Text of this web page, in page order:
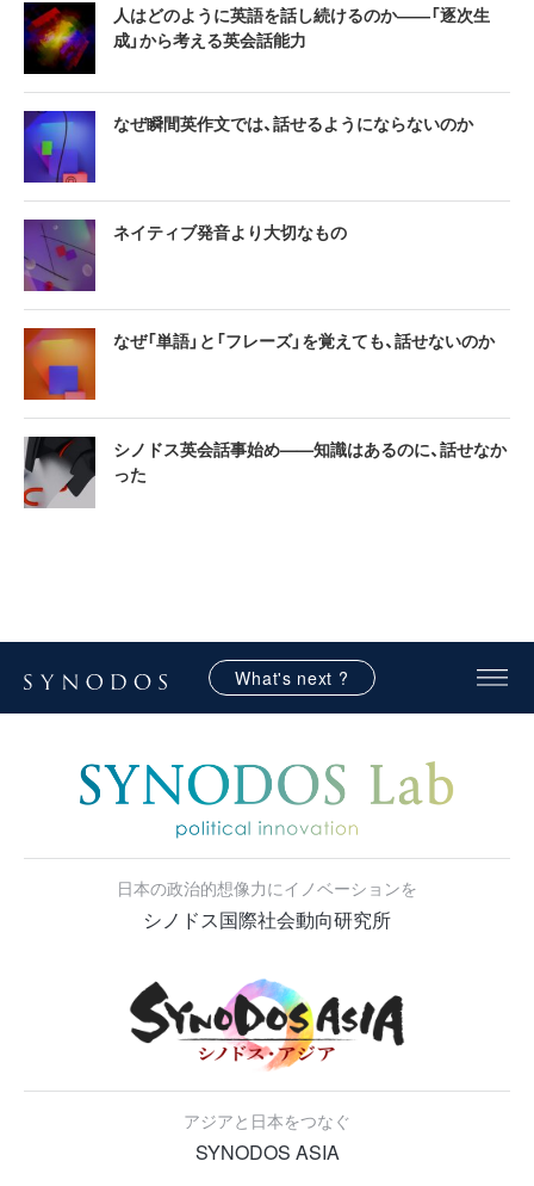
人はどのように英語を話し続けるのか――「逐次生
成」から考える英会話能力
なぜ瞬間英作文では、話せるようにならないのか
ネイティブ発音より大切なもの
なぜ「単語」と「フレーズ」を覚えても、話せないのか
シノドス英会話事始め——知識はあるのに、話せなか
った
What's next ?
日本の政治的想像力にイノベーションを
シノドス国際社会動向研究所
アジアと日本をつなぐ
SYNODOS ASIA